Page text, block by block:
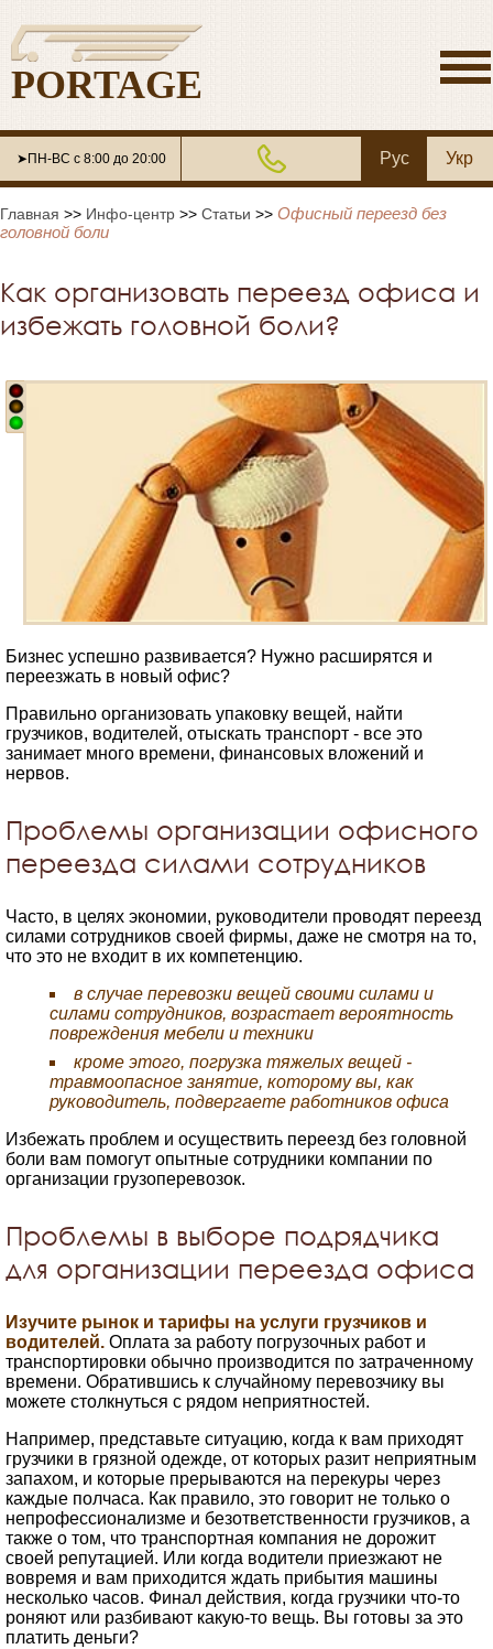
PORTAGE
➤ПН-ВС с 8:00 до 20:00 Рус Укр
Главная >> Инфо-центр >> Статьи >> Офисный переезд без
головной боли
Как организовать переезд офиса и
избежать головной боли?
Бизнес успешно развивается? Нужно расширятся и
переезжать в новый офис?
Правильно организовать упаковку вещей, найти
грузчиков, водителей, отыскать транспорт - все это
занимает много времени, финансовых вложений и
нервов.
Проблемы организации офисного
переезда силами сотрудников
Часто, в целях экономии, руководители проводят переезд
силами сотрудников своей фирмы, даже не смотря на то,
что это не входит в их компетенцию.
в случае перевозки вещей своими силами и
силами сотрудников, возрастает вероятность
повреждения мебели и техники
кроме этого, погрузка тяжелых вещей -
травмоопасное занятие, которому вы, как
руководитель, подвергаете работников офиса
Избежать проблем и осуществить переезд без головной
боли вам помогут опытные сотрудники компании по
организации грузоперевозок.
Проблемы в выборе подрядчика
для организации переезда офиса
Изучите рынок и тарифы на услуги грузчиков и
водителей. Оплата за работу погрузочных работ и
транспортировки обычно производится по затраченному
времени. Обратившись к случайному перевозчику вы
можете столкнуться с рядом неприятностей.
Например, представьте ситуацию, когда к вам приходят
грузчики в грязной одежде, от которых разит неприятным
запахом, и которые прерываются на перекуры через
каждые полчаса. Как правило, это говорит не только о
непрофессионализме и безответственности грузчиков, а
также о том, что транспортная компания не дорожит
своей репутацией. Или когда водители приезжают не
вовремя и вам приходится ждать прибытия машины
несколько часов. Финал действия, когда грузчики что-то
роняют или разбивают какую-то вещь. Вы готовы за это
платить деньги?